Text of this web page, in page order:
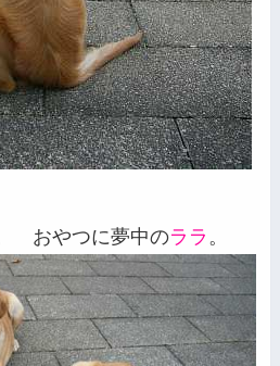
おやつに夢中のララ 。